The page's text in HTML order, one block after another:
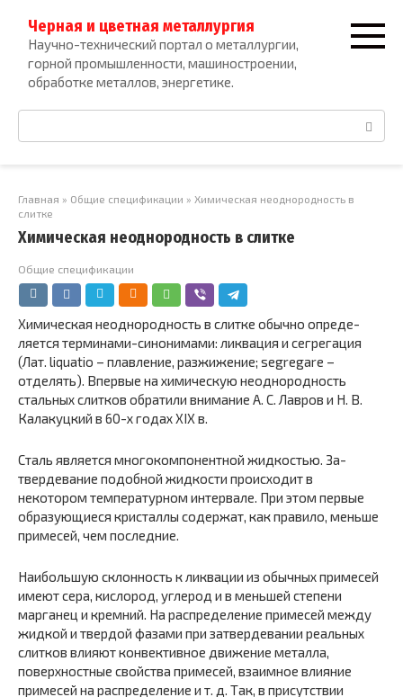
контенту
Черная и цветная металлургия
Научно-технический портал о металлургии,
горной промышленности, машиностроении,
обработке металлов, энергетике.
Поиск:
Главная » Общие спецификации » Химическая неоднородность в
слитке
Химическая неоднородность в слитке
Общие спецификации
Химическая неоднородность в слитке обычно опреде­
ляется терминами-синонимами: ликвация и сегрегация
(Лат. liquatio – плавление, разжижение; segregare –
отделять). Впервые на химическую неоднородность
стальных слит­ков обратили внимание А. С. Лавров и Н. В.
Калакуцкий в 60-х годах XIX в.
Сталь является многокомпонентной жидкостью. За­
твердевание подобной жидкости происходит в
некотором температурном интервале. При этом первые
образую­щиеся кристаллы содержат, как правило, меньше
при­месей, чем последние.
Наибольшую склонность к ликвации из обычных при­месей
имеют сера, кислород, углерод и в меньшей сте­пени
марганец и кремний. На распределение примесей между
жидкой и твердой фазами при затвердевании ре­альных
слитков влияют конвективное движение метал­ла,
поверхностные свойства примесей, взаимное влияние
примесей на распределение и т. д. Так, в присутствии